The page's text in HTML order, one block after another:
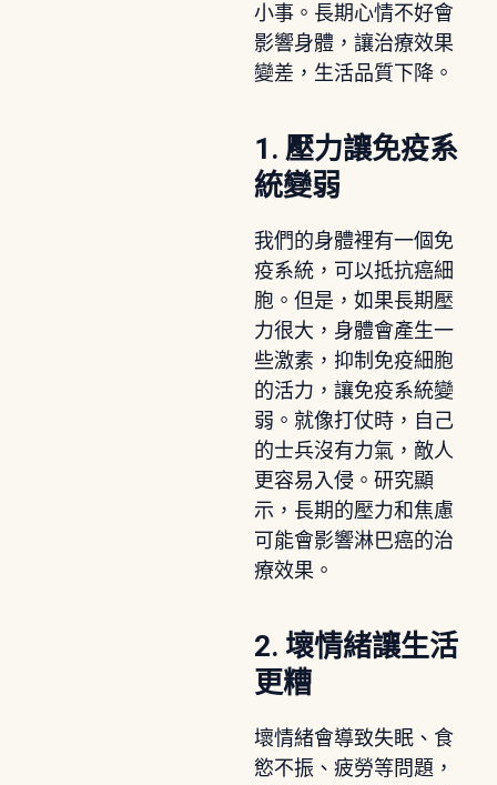
小事。長期心情不好會
影響身體，讓治療效果
變差，生活品質下降。
1. 壓力讓免疫系
統變弱
我們的身體裡有一個免
疫系統，可以抵抗癌細
胞。但是，如果長期壓
力很大，身體會產生一
些激素，抑制免疫細胞
的活力，讓免疫系統變
弱。就像打仗時，自己
的士兵沒有力氣，敵人
更容易入侵。研究顯
示，長期的壓力和焦慮
可能會影響淋巴癌的治
療效果。
2. 壞情緒讓生活
更糟
壞情緒會導致失眠、食
慾不振、疲勞等問題，